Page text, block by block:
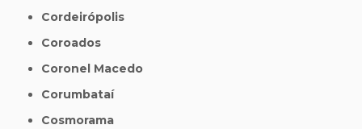
Cordeirópolis
Coroados
Coronel Macedo
Corumbataí
Cosmorama